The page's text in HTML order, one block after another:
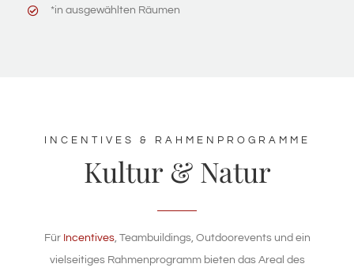
*in ausgewählten Räumen
INCENTIVES & RAHMENPROGRAMME
Kultur & Natur
Für Incentives, Teambuildings, Outdoorevents und ein
vielseitiges Rahmenprogramm bieten das Areal des